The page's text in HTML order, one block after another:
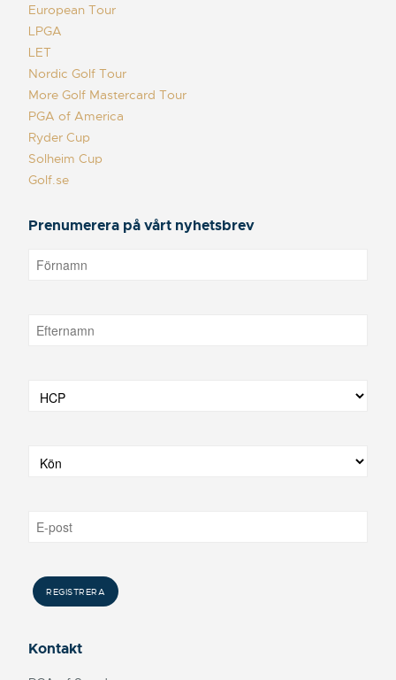
European Tour
LPGA
LET
Nordic Golf Tour
More Golf Mastercard Tour
PGA of America
Ryder Cup
Solheim Cup
Golf.se
Prenumerera på vårt nyhetsbrev
Kontakt